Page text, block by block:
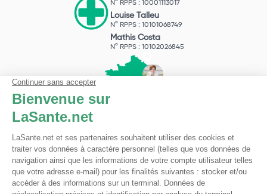
N° RPPS : 10001113017
Louise Talleu
N° RPPS : 10101068749
Mathis Costa
N° RPPS : 10102026845
Pharmacie du Bizet
Licence ARS : 590009874
Licence Ordinale : 126921
49 boulevard Bizet
59650 Villeneuve d'Ascq
Contactez-nous !